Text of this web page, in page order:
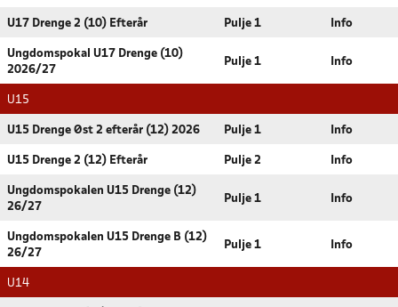
U17 Drenge 2 (10) Efterår Pulje 1 Info
Ungdomspokal U17 Drenge (10)
2026/27
Pulje 1 Info
U15
U15 Drenge Øst 2 efterår (12) 2026 Pulje 1 Info
U15 Drenge 2 (12) Efterår Pulje 2 Info
Ungdomspokalen U15 Drenge (12)
26/27
Pulje 1 Info
Ungdomspokalen U15 Drenge B (12)
26/27
Pulje 1 Info
U14